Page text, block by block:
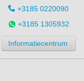
+3185 0220090
+3185 1305932
Informatiecentrum